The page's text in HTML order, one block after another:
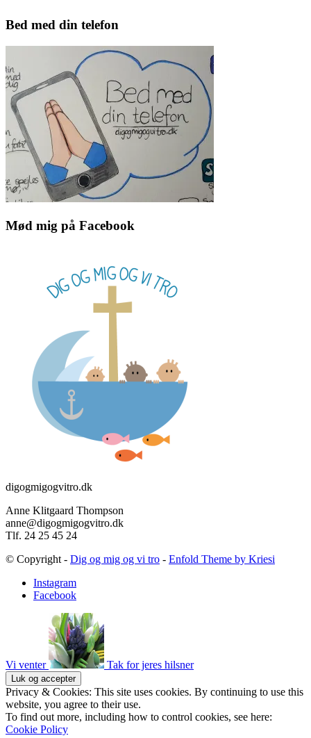
Bed med din telefon
Mød mig på Facebook
digogmigogvitro.dk
Anne Klitgaard Thompson
anne@digogmigogvitro.dk
Tlf. 24 25 45 24
© Copyright - Dig og mig og vi tro - Enfold Theme by Kriesi
Instagram
Facebook
Vi venter Tak for jeres hilsner
Privacy & Cookies: This site uses cookies. By continuing to use this
website, you agree to their use.
To find out more, including how to control cookies, see here:
Cookie Policy